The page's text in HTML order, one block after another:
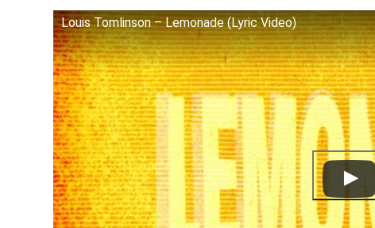
Louis Tomlinson – Lemonade (Lyric Video)